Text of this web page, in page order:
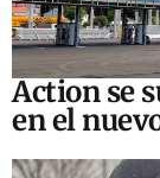
Action se
en el